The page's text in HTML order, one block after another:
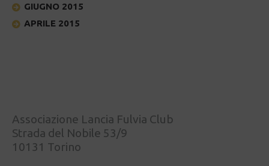
GIUGNO 2015
APRILE 2015
Associazione Lancia Fulvia Club
Strada del Nobile 53/9
10131 Torino